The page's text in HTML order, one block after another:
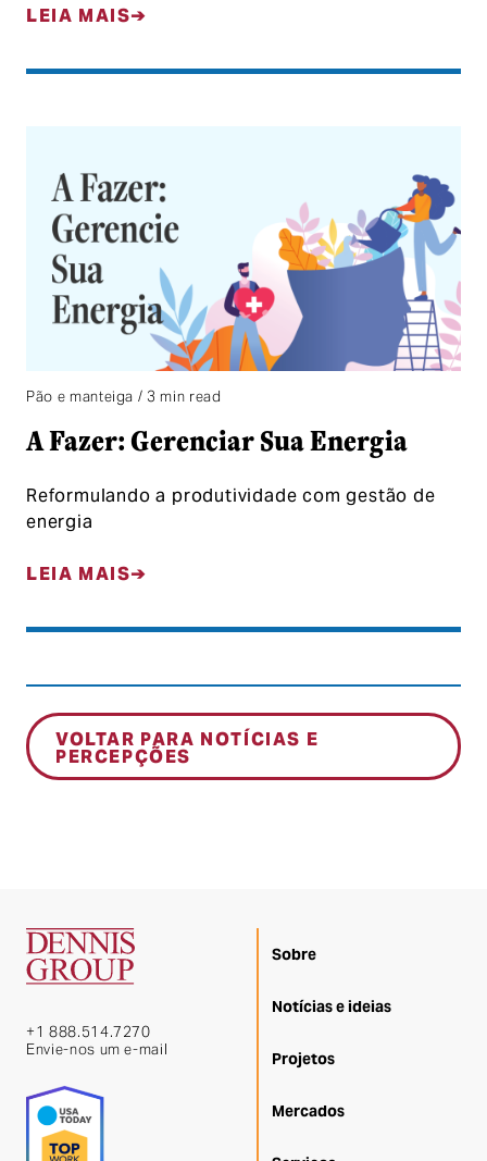
LEIA MAIS
Pão e manteiga / 3 min read
A Fazer: Gerenciar Sua Energia
Reformulando a produtividade com gestão de
energia
LEIA MAIS
VOLTAR PARA NOTÍCIAS E
PERCEPÇÕES
+1 888.514.7270
Envie-nos um e-mail
Sobre
Notícias e ideias
Projetos
Mercados